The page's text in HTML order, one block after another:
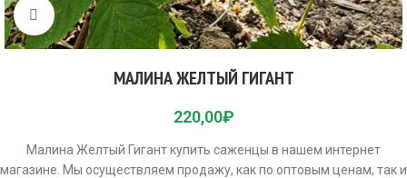
Click to enlarge
МАЛИНА ЖЕЛТЫЙ ГИГАНТ
220,00₽
Малина Желтый Гигант купить саженцы в нашем интернет
магазине. Мы осуществляем продажу, как по оптовым ценам, так и